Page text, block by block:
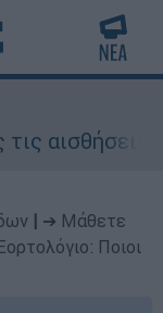
αισθήσεις
➔ Μάθετε
Ποιοι